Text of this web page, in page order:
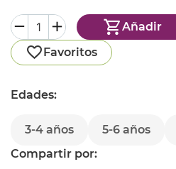
Añadir
Favoritos
Edades:
3-4 años 5-6 años
Compartir por: